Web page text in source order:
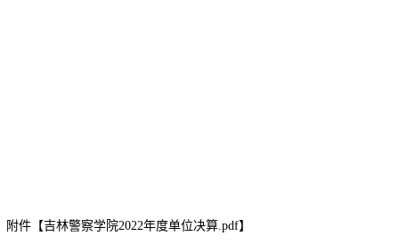
附件【吉林警察学院2022年度单位决算.pdf】